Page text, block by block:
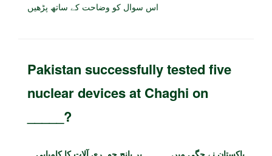
اس سوال کو وضاحت کے ساتھ پڑھیں
Pakistan successfully tested five
nuclear devices at Chaghi on
_____?